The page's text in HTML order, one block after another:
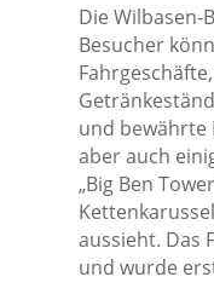
Die Wilbasen-
Besucher
und bewährte
aber auch
„Big Ben
aussieht. Das
und wurde